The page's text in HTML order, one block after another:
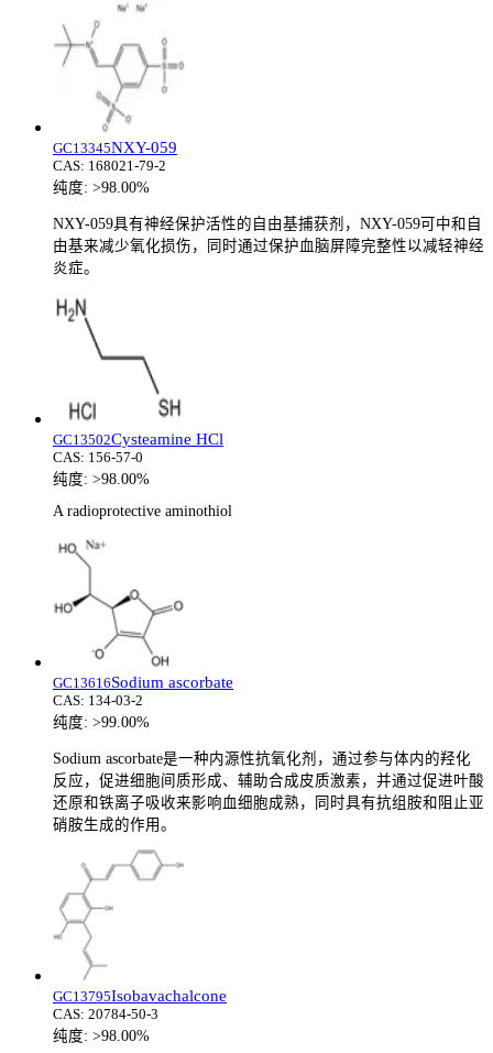
GC13345NXY-059
CAS: 168021-79-2
纯度: >98.00%
NXY-059具有神经保护活性的自由基捕获剂，NXY-059可中和自
由基来减少氧化损伤，同时通过保护血脑屏障完整性以减轻神经
炎症。
GC13502Cysteamine HCl
CAS: 156-57-0
纯度: >98.00%
A radioprotective aminothiol
GC13616Sodium ascorbate
CAS: 134-03-2
纯度: >99.00%
Sodium ascorbate是一种内源性抗氧化剂，通过参与体内的羟化
反应，促进细胞间质形成、辅助合成皮质激素，并通过促进叶酸
还原和铁离子吸收来影响血细胞成熟，同时具有抗组胺和阻止亚
硝胺生成的作用。
GC13795Isobavachalcone
CAS: 20784-50-3
纯度: >98.00%